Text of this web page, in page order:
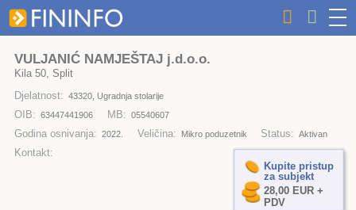
VULJANIĆ NAMJEŠTAJ j.d.o.o.
Kila 50, Split
Djelatnost: 43320, Ugradnja stolarije
OIB: 63447441906 MB: 05540607
Godina osnivanja: 2022. Veličina: Mikro poduzetnik Status: Aktivan
Kontakt:
Kupite pristup
za subjekt
28,00 EUR +
PDV